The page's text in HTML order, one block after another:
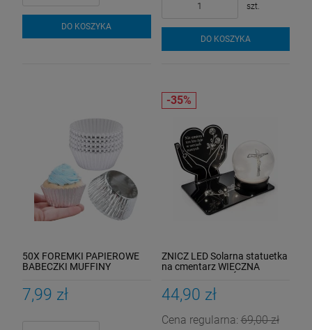
DO KOSZYKA
szt.
DO KOSZYKA
50X FOREMKI PAPIEROWE
BABECZKI MUFFINY
7,99 zł
ZNICZ LED Solarna statuetka
na cmentarz WIECZNA
podstawka
44,90 zł
Cena regularna:69,00 zł